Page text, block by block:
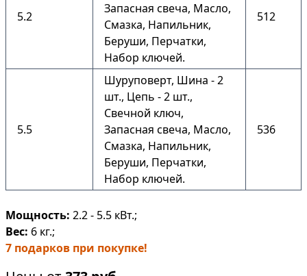
5.2
Запасная свеча, Масло,
Смазка, Напильник,
Беруши, Перчатки,
Набор ключей.
512
5.5
Шуруповерт, Шина - 2
шт., Цепь - 2 шт.,
Свечной ключ,
Запасная свеча, Масло,
Смазка, Напильник,
Беруши, Перчатки,
Набор ключей.
536
Мощность: 2.2 - 5.5 кВт.;
Вес: 6 кг.;
7 подарков при покупке!